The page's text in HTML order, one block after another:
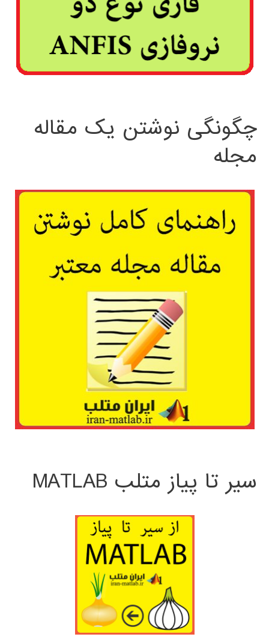
چگونگی نوشتن یک مقاله
مجله
سیر تا پیاز متلب MATLAB